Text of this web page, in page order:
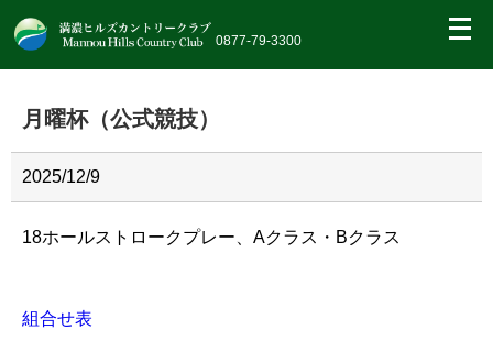
0877-79-3300
繝｡
繝
帝
月曜杯（公式競技）
2025/12/9
18ホールストロークプレー、Aクラス・Bクラス
組合せ表